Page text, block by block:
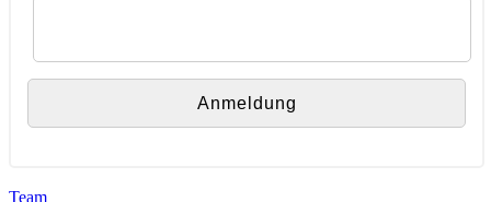
Team